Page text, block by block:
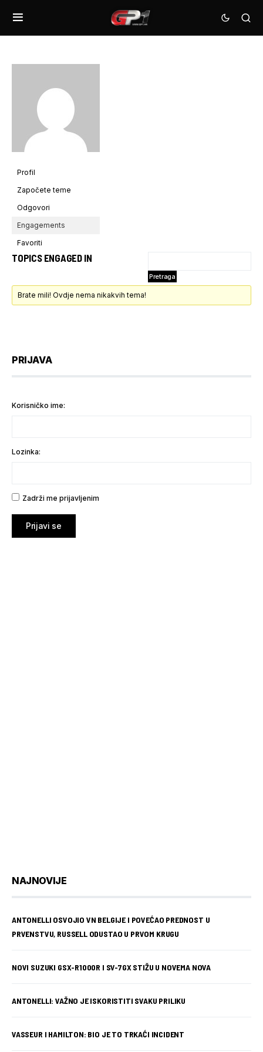
Profil
Započete teme
Odgovori
Engagements
Favoriti
TOPICS ENGAGED IN
Brate mili! Ovdje nema nikakvih tema!
PRIJAVA
Korisničko ime:
Lozinka:
Zadrži me prijavljenim
Prijavi se
NAJNOVIJE
ANTONELLI OSVOJIO VN BELGIJE I POVEĆAO PREDNOST U
PRVENSTVU, RUSSELL ODUSTAO U PRVOM KRUGU
NOVI SUZUKI GSX-R1000R I SV-7GX STIŽU U NOVEMA NOVA
ANTONELLI: VAŽNO JE ISKORISTITI SVAKU PRILIKU
VASSEUR I HAMILTON: BIO JE TO TRKAĆI INCIDENT